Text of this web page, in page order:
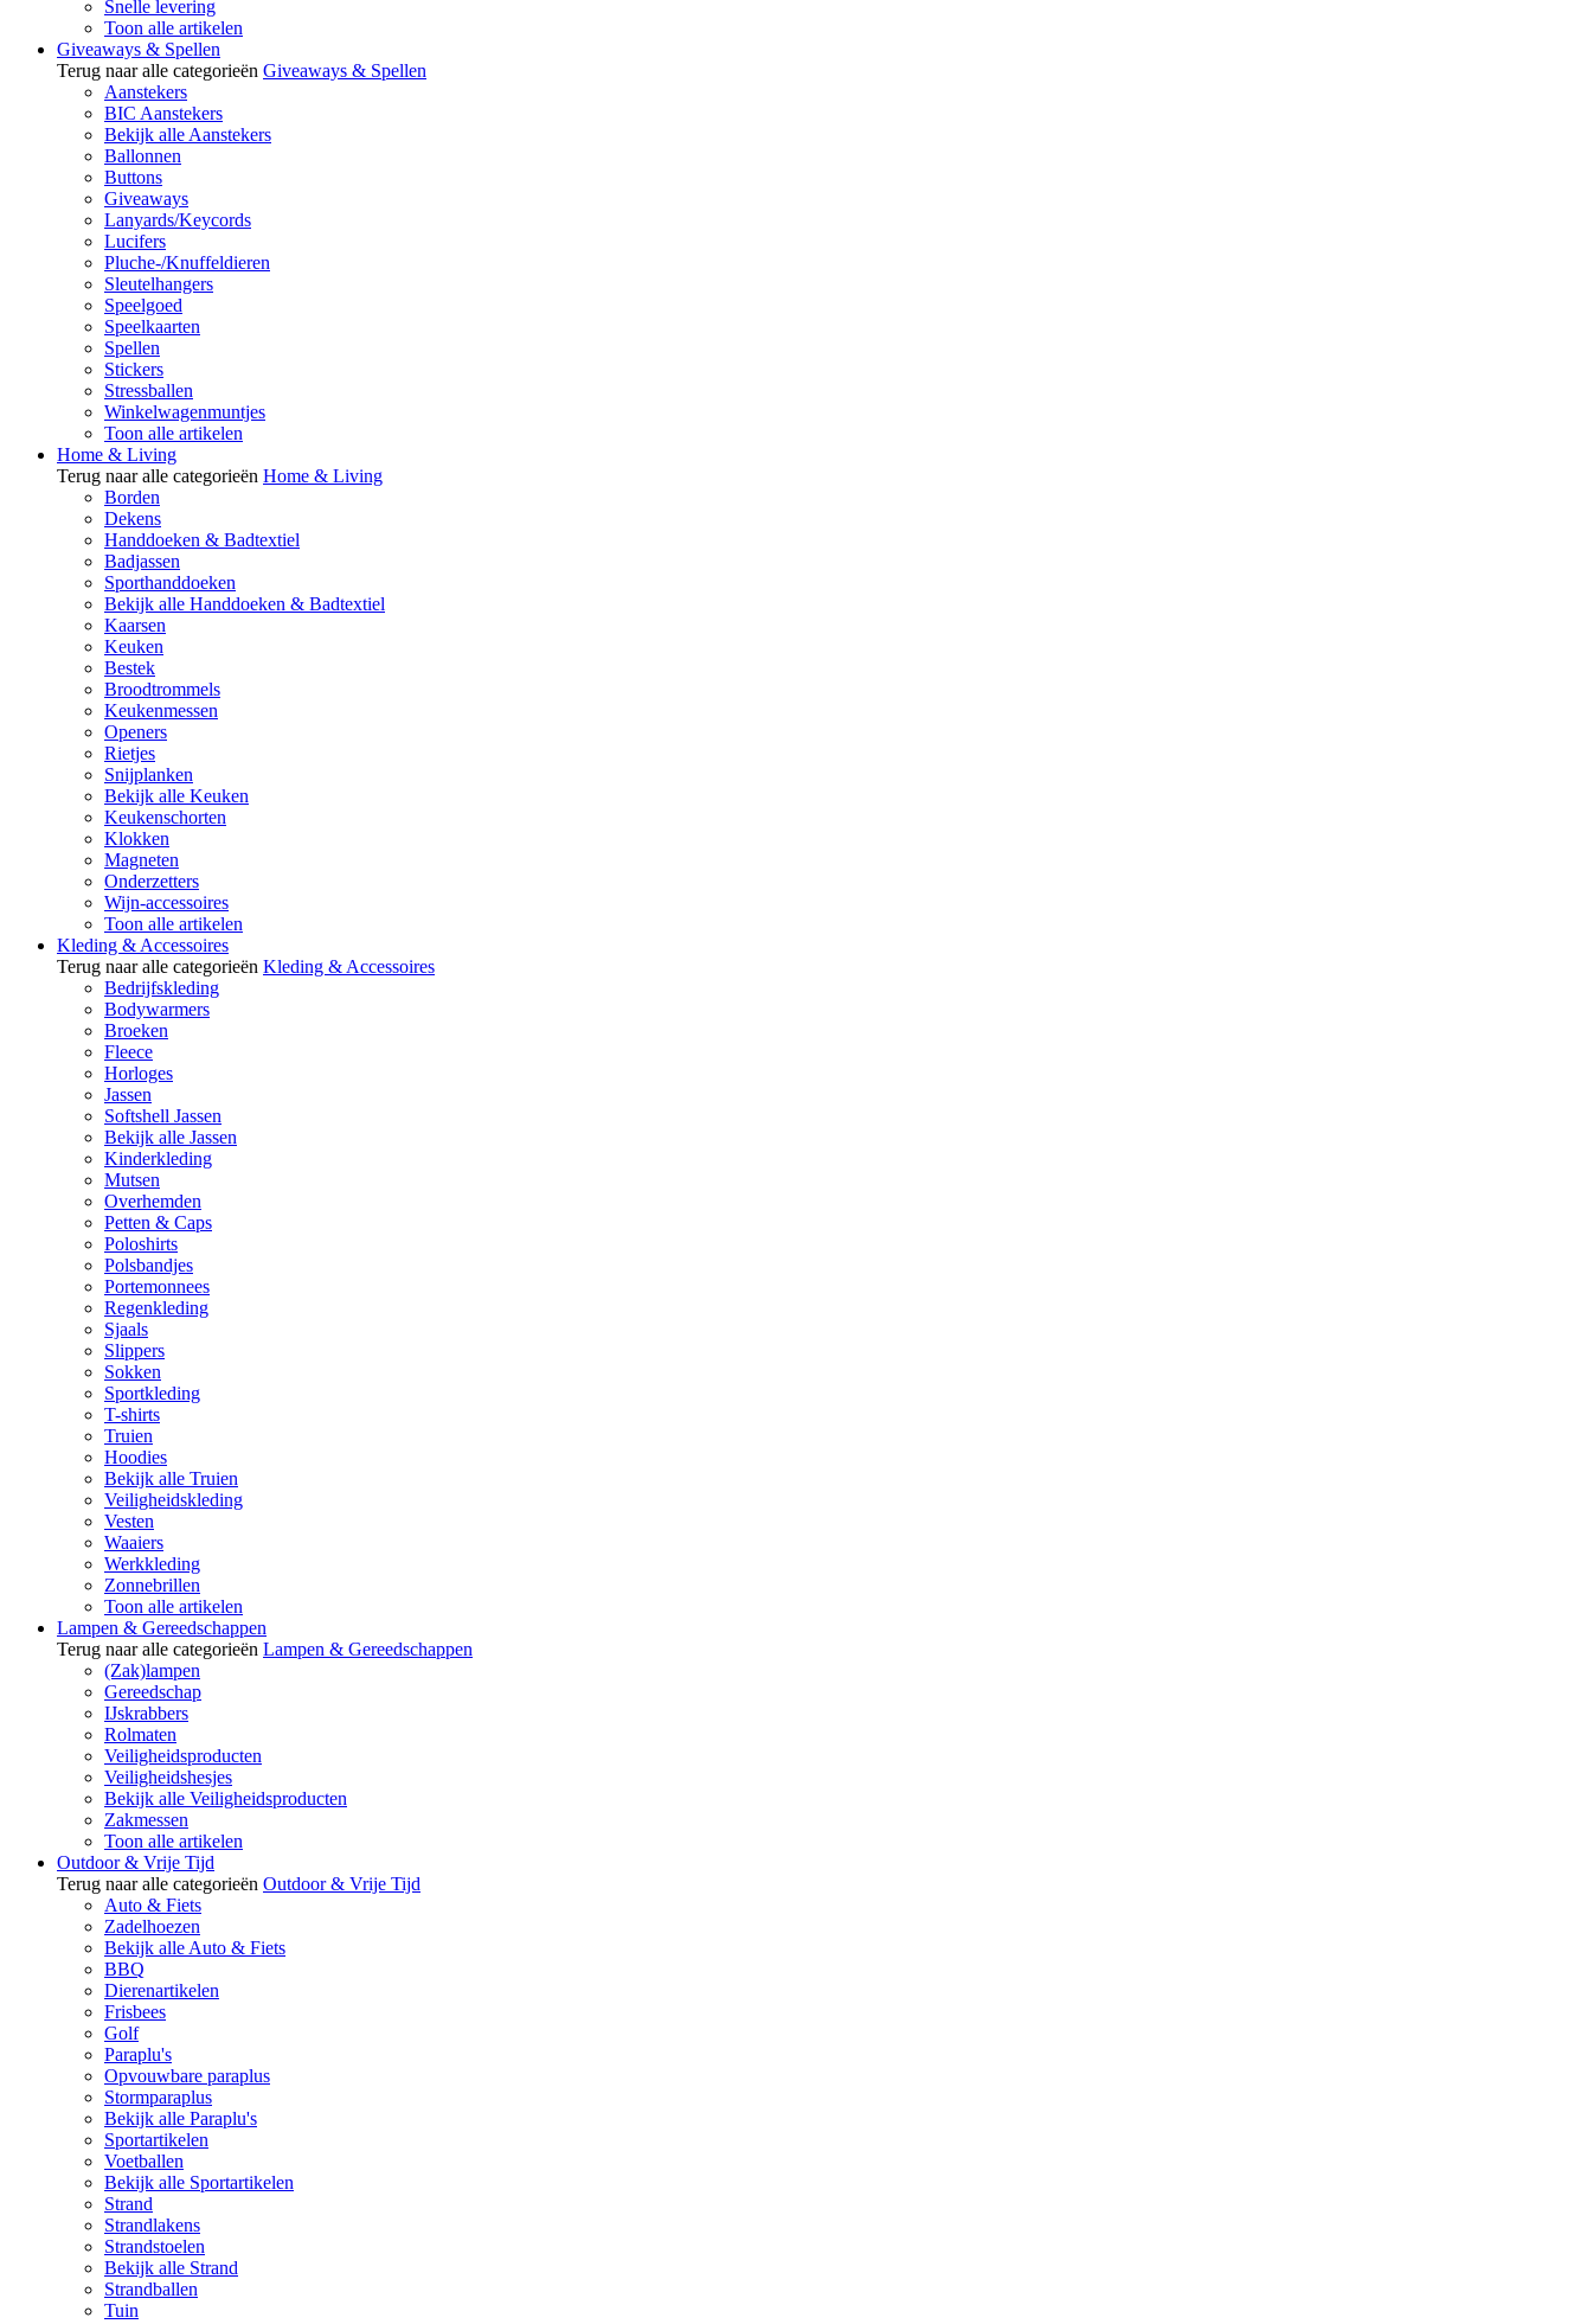
Snelle levering
Toon alle artikelen
Giveaways & Spellen
Terug naar alle categorieën Giveaways & Spellen
Aanstekers
BIC Aanstekers
Bekijk alle Aanstekers
Ballonnen
Buttons
Giveaways
Lanyards/Keycords
Lucifers
Pluche-/Knuffeldieren
Sleutelhangers
Speelgoed
Speelkaarten
Spellen
Stickers
Stressballen
Winkelwagenmuntjes
Toon alle artikelen
Home & Living
Terug naar alle categorieën Home & Living
Borden
Dekens
Handdoeken & Badtextiel
Badjassen
Sporthanddoeken
Bekijk alle Handdoeken & Badtextiel
Kaarsen
Keuken
Bestek
Broodtrommels
Keukenmessen
Openers
Rietjes
Snijplanken
Bekijk alle Keuken
Keukenschorten
Klokken
Magneten
Onderzetters
Wijn-accessoires
Toon alle artikelen
Kleding & Accessoires
Terug naar alle categorieën Kleding & Accessoires
Bedrijfskleding
Bodywarmers
Broeken
Fleece
Horloges
Jassen
Softshell Jassen
Bekijk alle Jassen
Kinderkleding
Mutsen
Overhemden
Petten & Caps
Poloshirts
Polsbandjes
Portemonnees
Regenkleding
Sjaals
Slippers
Sokken
Sportkleding
T-shirts
Truien
Hoodies
Bekijk alle Truien
Veiligheidskleding
Vesten
Waaiers
Werkkleding
Zonnebrillen
Toon alle artikelen
Lampen & Gereedschappen
Terug naar alle categorieën Lampen & Gereedschappen
(Zak)lampen
Gereedschap
IJskrabbers
Rolmaten
Veiligheidsproducten
Veiligheidshesjes
Bekijk alle Veiligheidsproducten
Zakmessen
Toon alle artikelen
Outdoor & Vrije Tijd
Terug naar alle categorieën Outdoor & Vrije Tijd
Auto & Fiets
Zadelhoezen
Bekijk alle Auto & Fiets
BBQ
Dierenartikelen
Frisbees
Golf
Paraplu's
Opvouwbare paraplus
Stormparaplus
Bekijk alle Paraplu's
Sportartikelen
Voetballen
Bekijk alle Sportartikelen
Strand
Strandlakens
Strandstoelen
Bekijk alle Strand
Strandballen
Tuin